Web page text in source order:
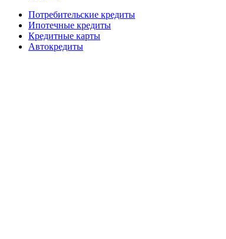
Потребительские кредиты
Ипотечные кредиты
Кредитные карты
Автокредиты